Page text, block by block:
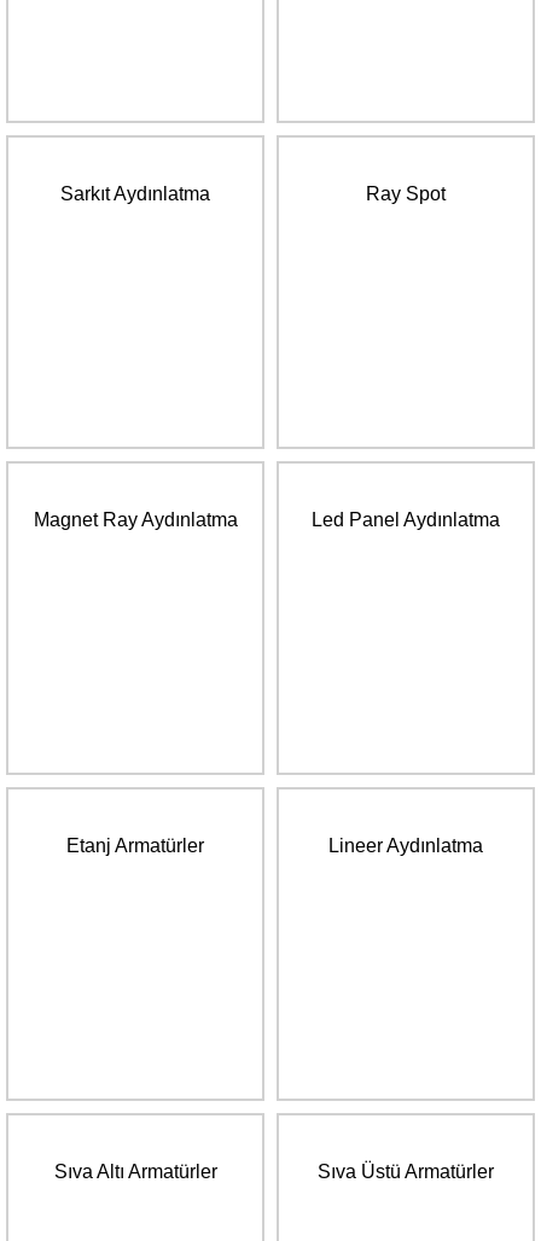
Sarkıt Aydınlatma Ray Spot
Magnet Ray Aydınlatma Led Panel Aydınlatma
Etanj Armatürler Lineer Aydınlatma
Sıva Altı Armatürler Sıva Üstü Armatürler